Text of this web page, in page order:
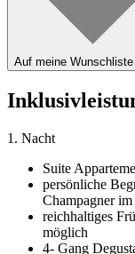
Auf meine
1. Nacht
Suite
persönliche
Champagner
reichhaltiges
möglich
4- Gang